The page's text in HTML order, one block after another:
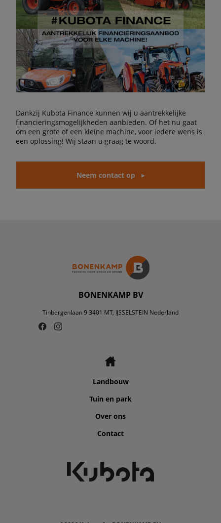
Dankzij Kubota Finance kunnen wij u aantrekkelijke
financieringsmogelijkheden aanbieden. Of het nu gaat
om een grote of een kleine machine, voor iedere wens is
een oplossing! Wij staan u graag te woord.
Neem contact op
BONENKAMP BV
Tinbergenlaan 9 3401 MT, IJSSELSTEIN Nederland
Landbouw
Tuin en park
Over ons
Contact